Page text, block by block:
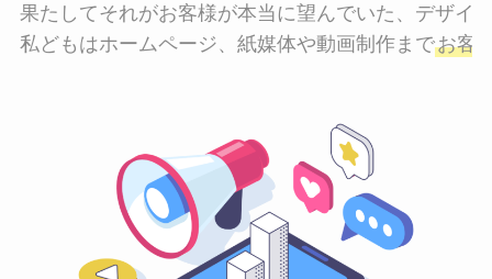
果たしてそれがお客様が本当に望んでいた、デザイ
私どもはホームページ、紙媒体や動画制作までお客